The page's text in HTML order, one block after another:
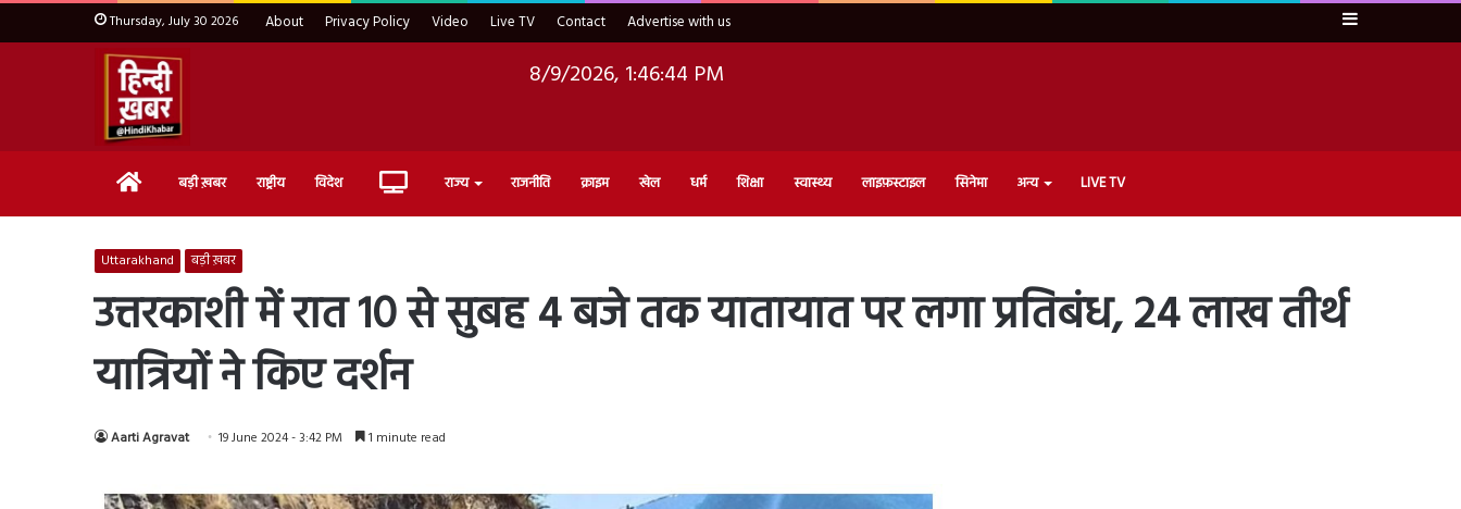
Thursday, July 30 2026 About Privacy Policy Video Live TV Contact Advertise with us Sidebar
8/9/2026, 1:46:45 PM
Home बड़ी ख़बर राष्ट्रीय विदेश Live राज्य राजनीति क्राइम खेल धर्म शिक्षा स्वास्थ्य लाइफ़स्टाइल सिनेमा अन्य LIVE TV
Uttarakhand बड़ी ख़बर
उत्तरकाशी में रात 10 से सुबह 4 बजे तक यातायात पर लगा प्रतिबंध, 24 लाख तीर्थ
यात्रियों ने किए दर्शन
Aarti Agravat 19 June 2024 - 3:42 PM 1 minute read